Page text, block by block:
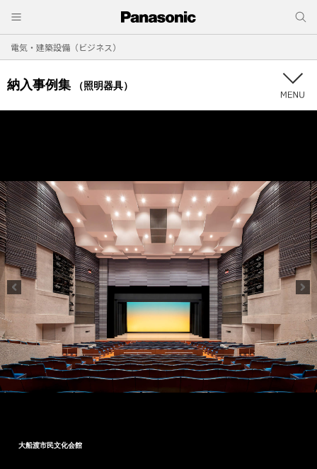
電気・建築設備（ビジネス）
納入事例集 （照明器具）
大船渡市民文化会館